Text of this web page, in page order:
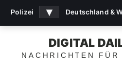
DIGITAL
NACHRICHTEN FÜR
Polizei ▾ Deutschland &